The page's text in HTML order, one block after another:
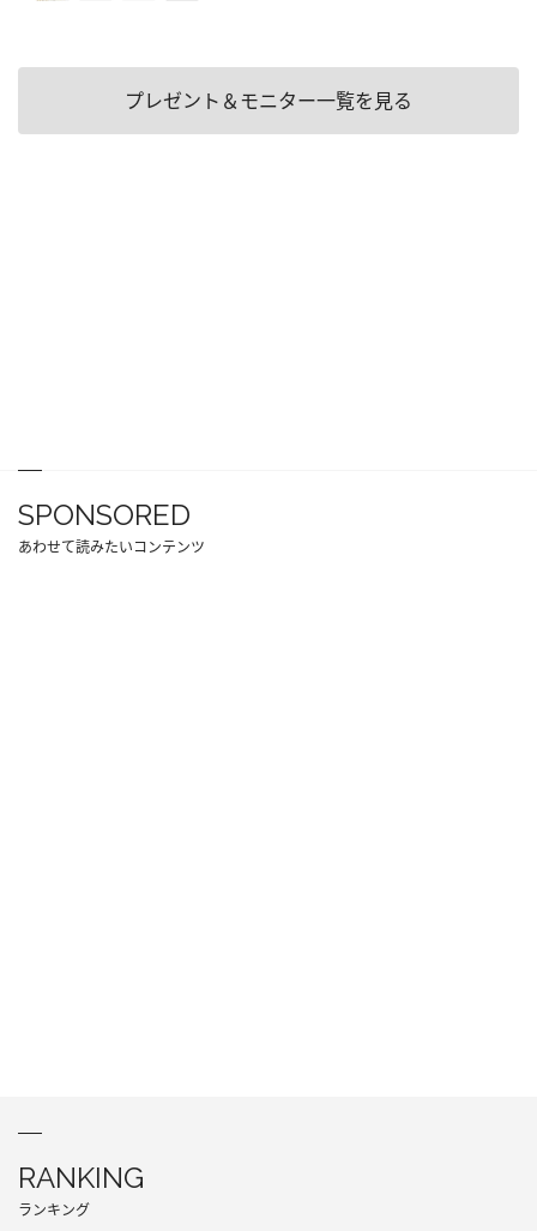
プレゼント＆モニター一覧を見る
SPONSORED
あわせて読みたいコンテンツ
RANKING
ランキング